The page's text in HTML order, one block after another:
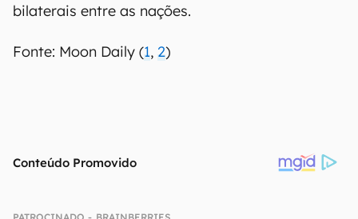
bilaterais entre as nações.
Fonte: Moon Daily (1, 2)